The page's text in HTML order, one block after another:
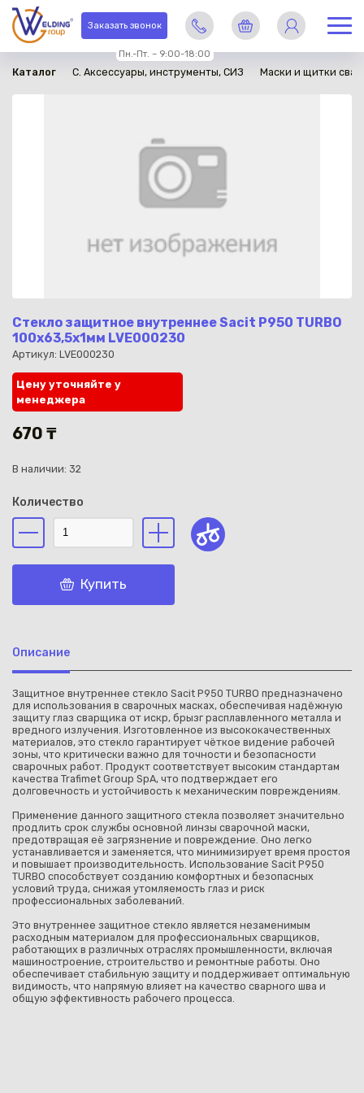
Заказать звонок
Пн.-Пт. – 9:00-18:00
Каталог C. Аксессуары, инструменты, СИЗ Маски и щитки
Стекло защитное внутреннее Sacit P950 TURBO
100x63,5х1мм LVE000230
Артикул: LVE000230
в наличии
Цену уточняйте у
менеджера
670 ₸
В наличии: 32
Количество
Купить
Описание
Защитное внутреннее стекло Sacit P950 TURBO предназначено
для использования в сварочных масках, обеспечивая надёжную
защиту глаз сварщика от искр, брызг расплавленного металла и
вредного излучения. Изготовленное из высококачественных
материалов, это стекло гарантирует чёткое видение рабочей
зоны, что критически важно для точности и безопасности
сварочных работ. Продукт соответствует высоким стандартам
качества Trafimet Group SpA, что подтверждает его
долговечность и устойчивость к механическим повреждениям.
Применение данного защитного стекла позволяет значительно
продлить срок службы основной линзы сварочной маски,
предотвращая её загрязнение и повреждение. Оно легко
устанавливается и заменяется, что минимизирует время простоя
и повышает производительность. Использование Sacit P950
TURBO способствует созданию комфортных и безопасных
условий труда, снижая утомляемость глаз и риск
профессиональных заболеваний.
Это внутреннее защитное стекло является незаменимым
расходным материалом для профессиональных сварщиков,
работающих в различных отраслях промышленности, включая
машиностроение, строительство и ремонтные работы. Оно
обеспечивает стабильную защиту и поддерживает оптимальную
видимость, что напрямую влияет на качество сварного шва и
общую эффективность рабочего процесса.